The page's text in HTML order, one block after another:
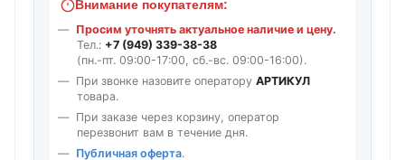
Внимание покупателям:
Просим уточнять актуальное наличие и цену.
Тел.: +7 (949) 339-38-38
(пн.-пт. 09:00-17:00, сб.-вс. 09:00-16:00).
При звонке назовите оператору АРТИКУЛ
товара.
При заказе через корзину, оператор
перезвонит вам в течение дня.
Публичная оферта.